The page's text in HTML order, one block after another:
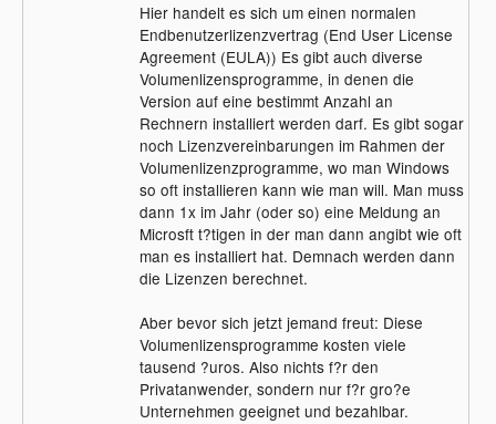
auf mehreren
Computern gleichzeitig verwendet werden.
Die SOFTWARE
darf nur auf einem einzelnen COMPUTER,
wie in diesem
EULA dargelegt, verwendet werden.'
Da musst du mal bei dir in der EULA
nachlesen.
Hier handelt es sich um einen normalen
Endbenutzerlizenzvertrag (End User License
Agreement (EULA)) Es gibt auch diverse
Volumenlizensprogramme, in denen die
Version auf eine bestimmt Anzahl an
Rechnern installiert werden darf. Es gibt sogar
noch Lizenzvereinbarungen im Rahmen der
Volumenlizenzprogramme, wo man Windows
so oft installieren kann wie man will. Man muss
dann 1x im Jahr (oder so) eine Meldung an
Microsft t?tigen in der man dann angibt wie oft
man es installiert hat. Demnach werden dann
die Lizenzen berechnet.
Aber bevor sich jetzt jemand freut: Diese
Volumenlizensprogramme kosten viele
tausend ?uros. Also nichts f?r den
Privatanwender, sondern nur f?r gro?e
Unternehmen geeignet und bezahlbar.